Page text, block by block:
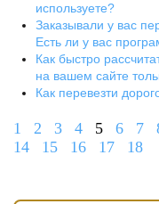
используете?
Заказывали у вас
Есть ли у вас
Как быстро
на вашем сайте
Как перевезти
1 2 3 4 5 6 7
14
15 16 17 18